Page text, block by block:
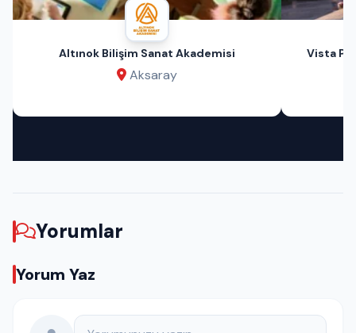
Altınok Bilişim Sanat Akademisi
Aksaray
Vista
Yorumlar
Yorum Yaz
Yorumunuz